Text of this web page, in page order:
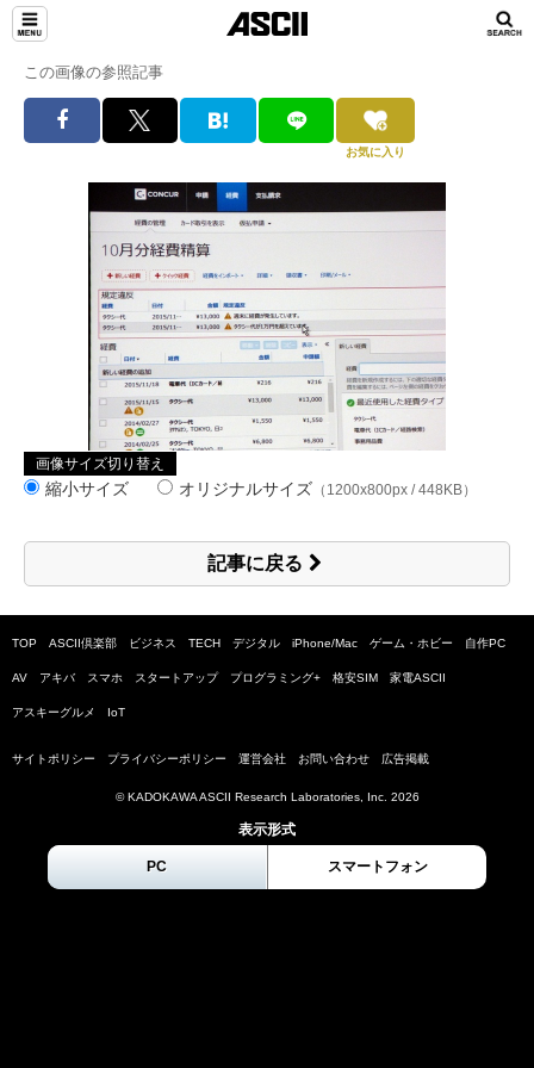
この画像の参照記事
お気に入り
画像サイズ切り替え
縮小サイズ オリジナルサイズ （1200x800px / 448KB）
記事に戻る
TOP ASCII倶楽部 ビジネス TECH デジタル iPhone/Mac ゲーム・ホビー 自作PC
AV アキバ スマホ スタートアップ プログラミング+ 格安SIM 家電ASCII
アスキーグルメ IoT
サイトポリシー プライバシーポリシー 運営会社 お問い合わせ 広告掲載
© KADOKAWA ASCII Research Laboratories, Inc. 2026
表示形式
PC スマートフォン